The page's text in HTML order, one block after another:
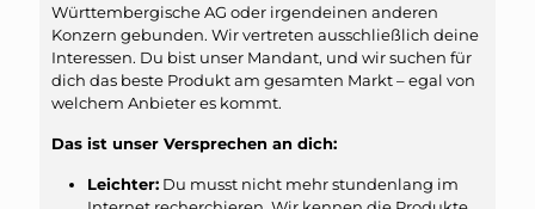
Württembergische AG oder irgendeinen anderen
Konzern gebunden. Wir vertreten ausschließlich deine
Interessen. Du bist unser Mandant, und wir suchen für
dich das beste Produkt am gesamten Markt – egal von
welchem Anbieter es kommt.
Das ist unser Versprechen an dich:
Leichter: Du musst nicht mehr stundenlang im